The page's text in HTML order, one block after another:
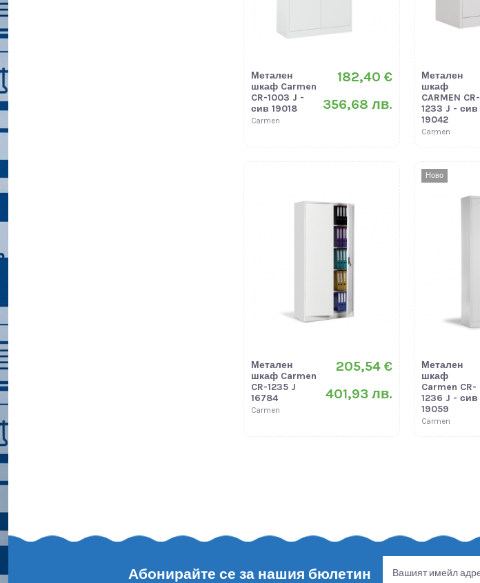
Метален
шкаф Carmen
CR-1003 J -
сив 19018
Carmen
182,40 €
356,68 лв.
Метален
шкаф
CARMEN CR-
1233 J - сив
19042
Carmen
Метален
шкаф Carmen
CR-1235 J
16784
Carmen
205,54 €
401,93 лв.
Ново
Метален
шкаф
Carmen CR-
1236 J - сив
19059
Carmen